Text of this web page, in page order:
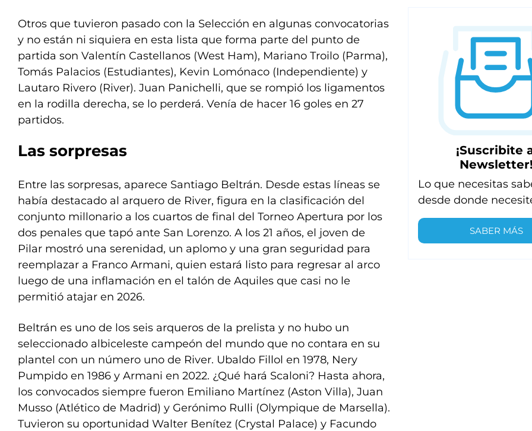
Otros que tuvieron pasado con la Selección en algunas convocatorias
y no están ni siquiera en esta lista que forma parte del punto de
partida son Valentín Castellanos (West Ham), Mariano Troilo (Parma),
Tomás Palacios (Estudiantes), Kevin Lomónaco (Independiente) y
Lautaro Rivero (River). Juan Panichelli, que se rompió los ligamentos
en la rodilla derecha, se lo perderá. Venía de hacer 16 goles en 27
partidos.
Las sorpresas
Entre las sorpresas, aparece Santiago Beltrán. Desde estas líneas se
había destacado al arquero de River, figura en la clasificación del
conjunto millonario a los cuartos de final del Torneo Apertura por los
dos penales que tapó ante San Lorenzo. A los 21 años, el joven de
Pilar mostró una serenidad, un aplomo y una gran seguridad para
reemplazar a Franco Armani, quien estará listo para regresar al arco
luego de una inflamación en el talón de Aquiles que casi no le
permitió atajar en 2026.
Beltrán es uno de los seis arqueros de la prelista y no hubo un
seleccionado albiceleste campeón del mundo que no contara en su
plantel con un número uno de River. Ubaldo Fillol en 1978, Nery
Pumpido en 1986 y Armani en 2022. ¿Qué hará Scaloni? Hasta ahora,
los convocados siempre fueron Emiliano Martínez (Aston Villa), Juan
Musso (Atlético de Madrid) y Gerónimo Rulli (Olympique de Marsella).
Tuvieron su oportunidad Walter Benítez (Crystal Palace) y Facundo
¡Suscribite
Newsletter!
Lo que necesitas
desde donde
SABER MÁS